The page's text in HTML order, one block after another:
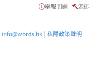
舉報問題 源碼
info@words.hk | 私隱政策聲明